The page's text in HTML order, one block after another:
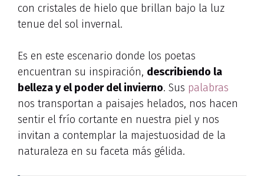
con cristales de hielo que brillan bajo la luz
tenue del sol invernal.
Es en este escenario donde los poetas
encuentran su inspiración, describiendo la
belleza y el poder del invierno. Sus palabras
nos transportan a paisajes helados, nos hacen
sentir el frío cortante en nuestra piel y nos
invitan a contemplar la majestuosidad de la
naturaleza en su faceta más gélida.